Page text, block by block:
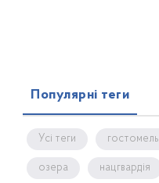
Популярні теги
Усі теги гостомель
озера нацгвардія